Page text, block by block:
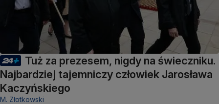
Tuż za prezesem, nigdy na świeczniku.
Najbardziej tajemniczy człowiek Jarosława
Kaczyńskiego
M. Złotkowski